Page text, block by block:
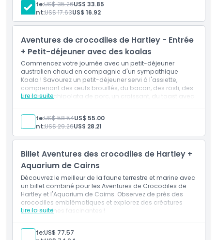
Heures d'ouverture
À savoir
Emplacement
Comment s'y rendre
Comment échanger
Code vestimentaire
Politique d'annulation
Inclusiones
1 billet(s) pour Hartley's Crocodile Adventures
Croisière en bateau
Adulte:US$ 35.26US$ 33.85
Enfant:US$ 17.63US$ 16.92
Aventures de crocodiles de Hartley - Entrée
+ Petit-déjeuner avec des koalas
Commencez votre journée avec un petit-déjeuner
australien chaud en compagnie d'un sympathique
Koala ! Savourez un petit-déjeuner servi à l'assiette,
comprenant des œufs brouillés, du bacon, des rösti, des
saucisses chipolata de porc, un croissant, du toast avec
de jus de fruits, un bol de salade de fruits frais, du thé
infusé ou du café. Comprend également l'entrée
générale, une croisière en bateau et des présentations
quotidiennes sur la faune sauvage.
Lire la suite
1 billet(s) pour Hartley's Crocodile Adventures
Petit-déjeuner
Présentations quotidiennes sur la faune
Adulte:US$ 58.54US$ 55.00
Enfant:US$ 29.26US$ 28.21
Billet Aventures des crocodiles de Hartley +
Aquarium de Cairns
Découvrez le meilleur de la faune terrestre et marine avec
un billet combiné pour les Aventures de Crocodiles de
Hartley et l'Aquarium de Cairns. Observez de près des
crocodiles emblématiques et explorez des créatures
sous-marines fascinantes !
Lire la suite
Adulte:US$ 77.57